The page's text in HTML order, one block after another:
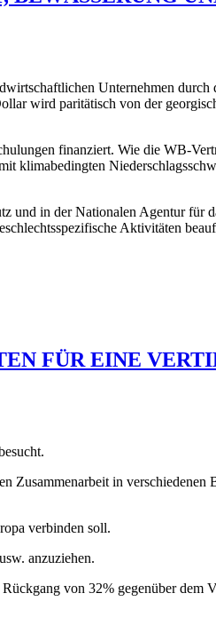
Unternehmen durch
wird paritätisch von der
finanziert. Wie die WB-
klimabedingten
und in der Nationalen Agentur für
Aktivitäten
FÜR EINE
Zusammenarbeit in verschiedenen
verbinden soll.
anzuziehen.
von 32% gegenüber dem